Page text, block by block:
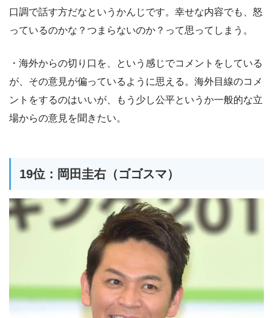
口調で話す方だなというかんじです。幸せな内容でも、怒
っているのかな？つまらないのか？って思ってしまう。
・海外からの切り口を、という感じでコメントをしている
が、その意見が偏っているように思える。海外目線のコメ
ントをするのはいいが、もう少し公平というか一般的な立
場からの意見を聞きたい。
19位：岡田圭右（ゴゴスマ）